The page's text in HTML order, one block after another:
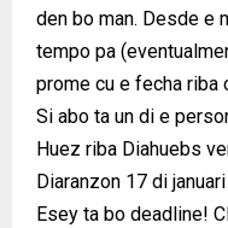
den bo man. Desde e
tempo pa
prome cu e fecha riba
Si abo ta un di e
Huez riba Diahuebs
Diaranzon 17 di
Esey ta bo deadline!